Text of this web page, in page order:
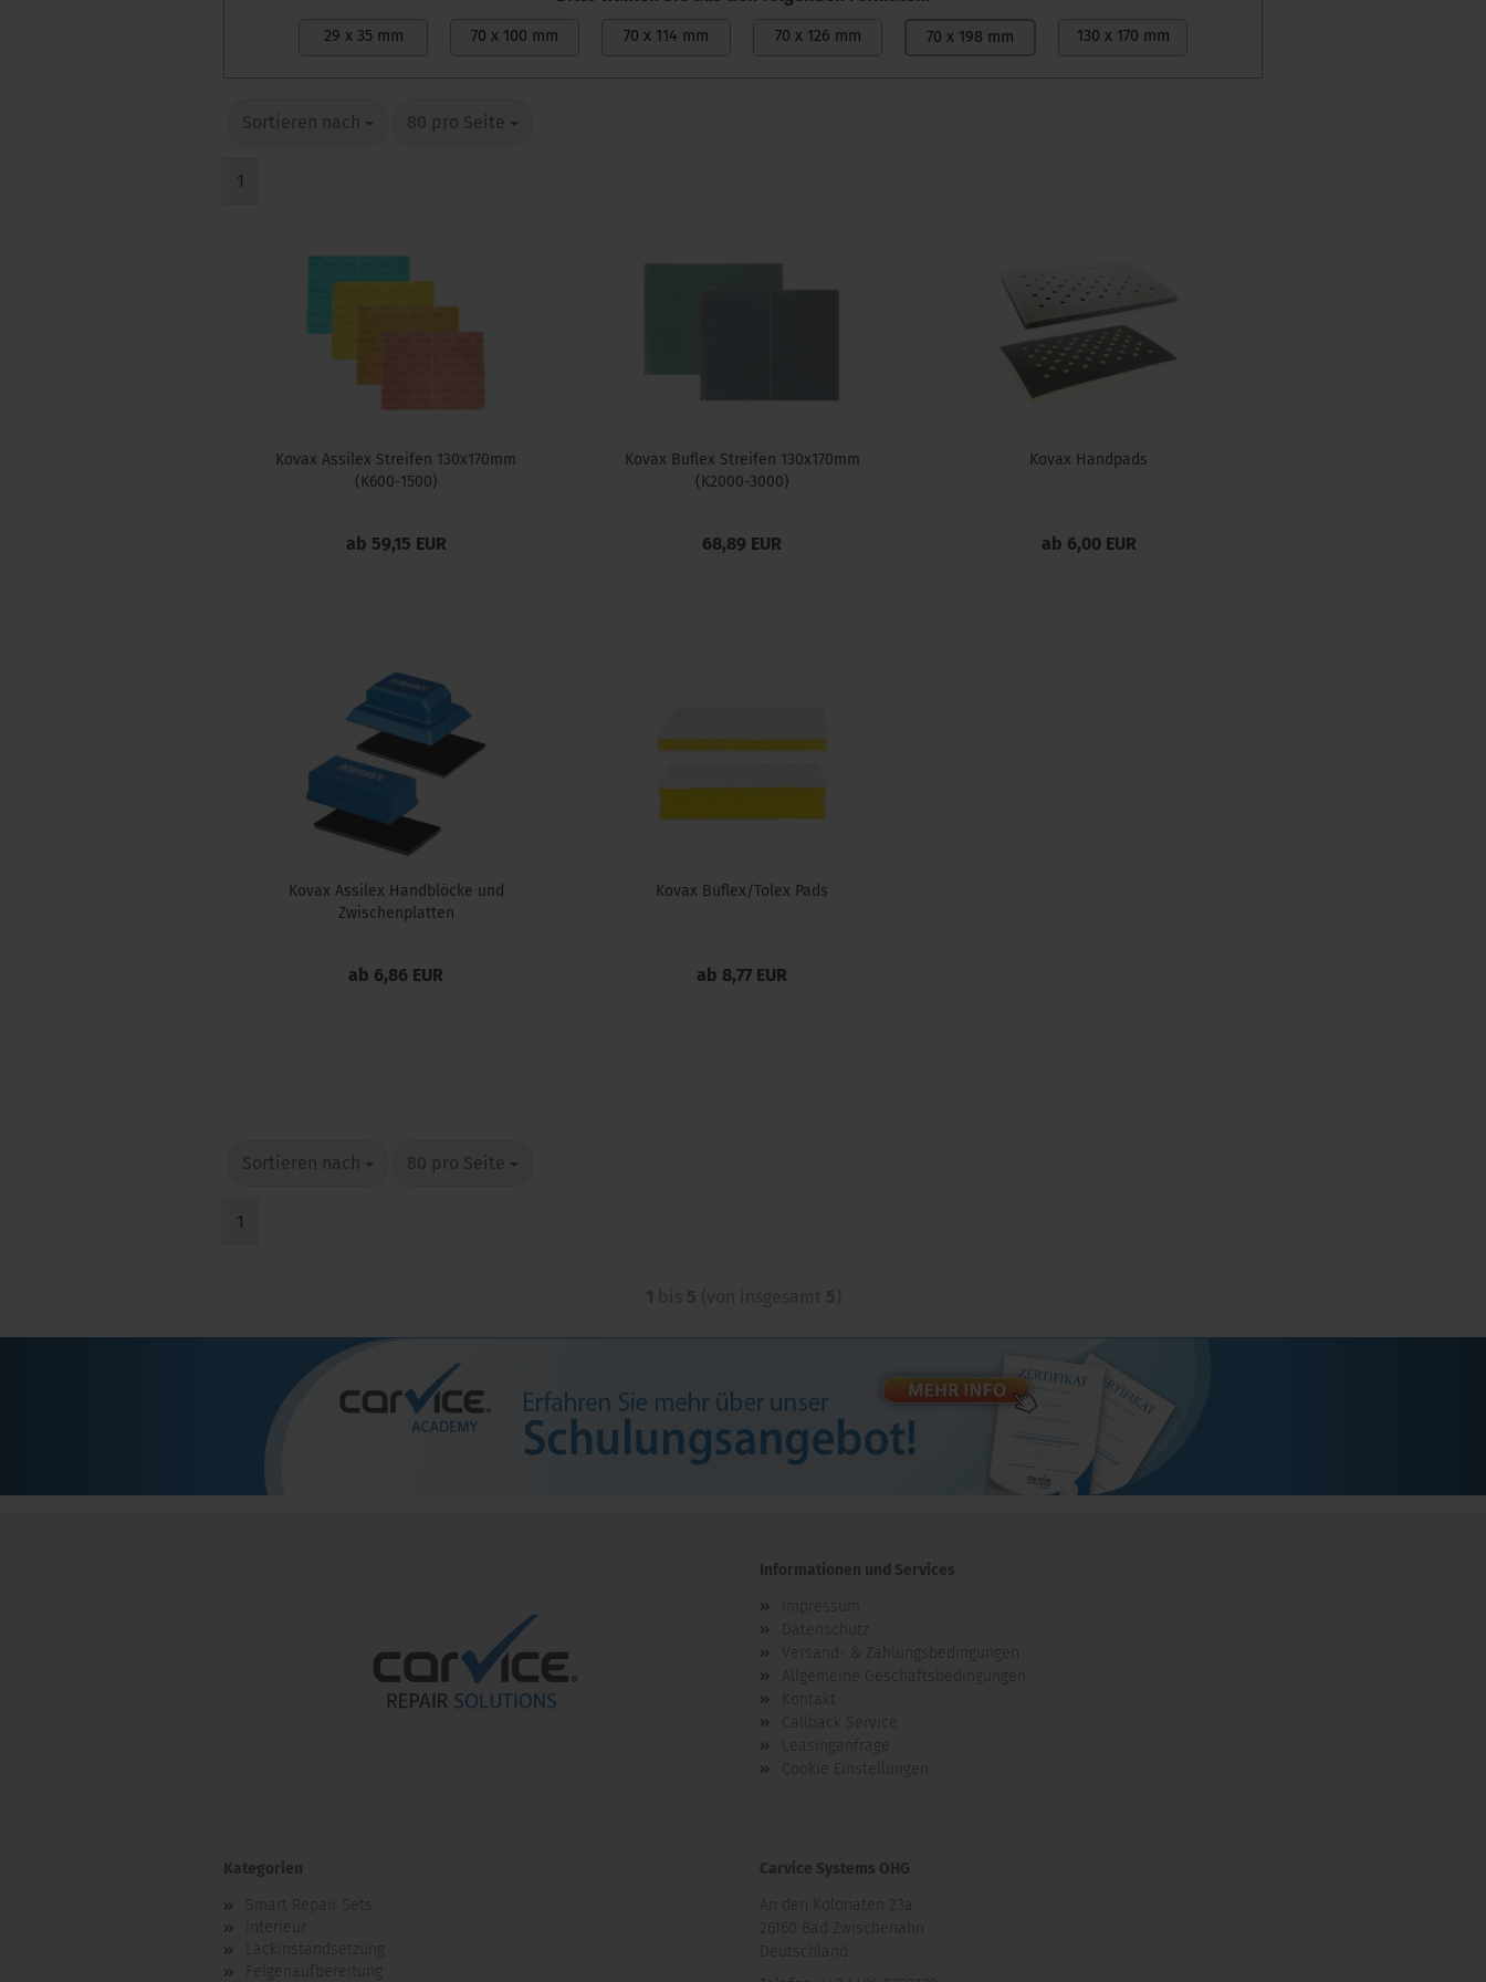
29 x 35 mm 70 x 100 mm 70 x 114 mm 70 x 126 mm 70 x 198 mm 130 x 170 mm
Sortieren nach 80 pro Seite
1
Kovax Assilex Streifen 130x170mm
(K600-1500)
ab 59,15 EUR
Kovax Buflex Streifen 130x170mm
(K2000-3000)
68,89 EUR
Kovax Handpads
ab 6,00 EUR
Kovax Assilex Handblöcke und
Zwischenplatten
ab 6,86 EUR
Kovax Buflex/Tolex Pads
ab 8,77 EUR
Sortieren nach 80 pro Seite
1
Informationen und Services
Impressum
Datenschutz
Versand- & Zahlungsbedingungen
Allgemeine Geschäftsbedingungen
Kontakt
Callback Service
Leasinganfrage
Cookie Einstellungen
Kategorien
Smart Repair Sets
Interieur
Lackinstandsetzung
Felgenaufbereitung
Carvice Systems OHG
An den Kolonaten 23a
26160 Bad Zwischenahn
Deutschland